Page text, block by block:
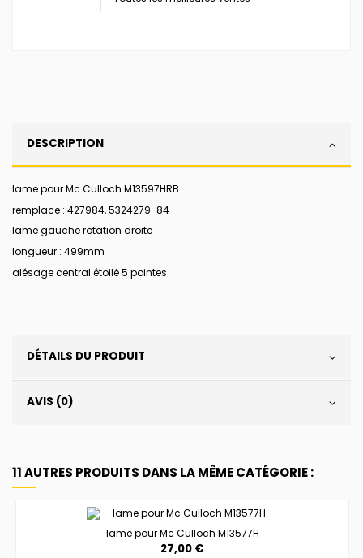
DESCRIPTION
lame pour Mc Culloch M13597HRB
remplace : 427984, 5324279-84
lame gauche rotation droite
longueur : 499mm
alésage central étoilé 5 pointes
DÉTAILS DU PRODUIT
AVIS (0)
11 AUTRES PRODUITS DANS LA MÊME CATÉGORIE :
lame pour Mc Culloch M13577H
27,00 €